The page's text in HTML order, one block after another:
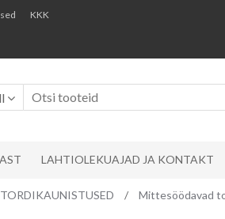
KKK
LAHTIOLEKUAJAD JA KONTAKT
/ Mittesöödavad